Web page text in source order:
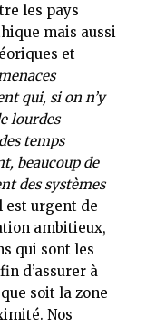
les pays
mais aussi
et
qui, si on n’y
lourdes
temps
beaucoup de
des systèmes
est urgent de
ambitieux,
qui sont les
d’assurer à
soit la zone
Nos